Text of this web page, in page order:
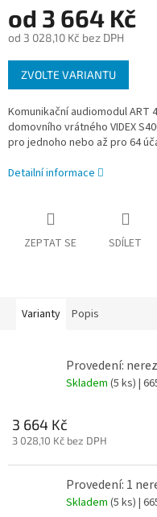
od 3 664 Kč
od 3 028,10 Kč bez DPH
Měrná
cena:
ZVOLTE VARIANTU
Komunikační audiomodul ART
domovního vrátného VIDEX
pro jednoho nebo až pro 64
Detailní informace
ZEPTAT SE SDÍLET
Varianty Popis
Provedení:
Skladem (5 ks) |
3 664 Kč
3 028,10 Kč bez DPH
Provedení: 1
Skladem (5 ks) |